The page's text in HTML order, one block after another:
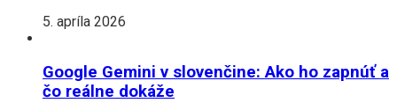
5. apríla 2026
Google Gemini v slovenčine: Ako ho zapnúť a
čo reálne dokáže